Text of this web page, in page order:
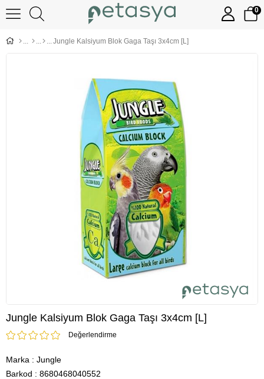
0
Jungle Kalsiyum Blok Gaga Taşı 3x4cm [L]
Jungle Kalsiyum Blok Gaga Taşı 3x4cm [L]
Değerlendirme
Marka : Jungle
Barkod : 8680468040552